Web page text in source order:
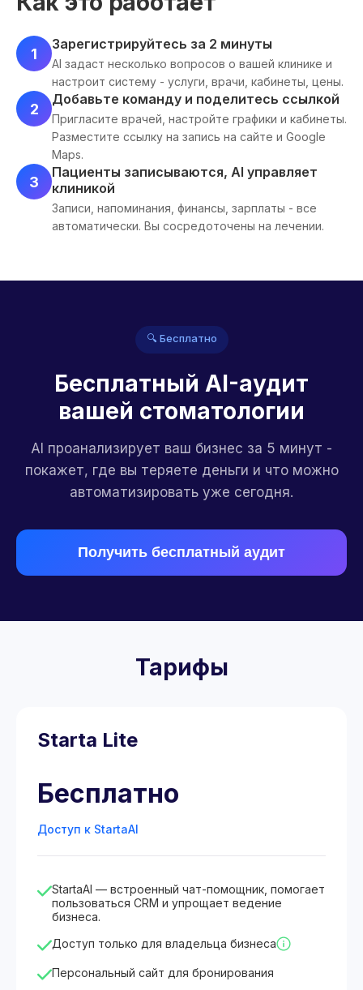
1
Зарегистрируйтесь за 2 минуты
AI задаст несколько вопросов о вашей клинике и
настроит систему - услуги, врачи, кабинеты, цены.
2
Добавьте команду и поделитесь ссылкой
Пригласите врачей, настройте графики и кабинеты.
Разместите ссылку на запись на сайте и Google
Maps.
3
Пациенты записываются, AI управляет
клиникой
Записи, напоминания, финансы, зарплаты - все
автоматически. Вы сосредоточены на лечении.
🔍 Бесплатно
Бесплатный AI-аудит
вашей стоматологии
AI проанализирует ваш бизнес за 5 минут -
покажет, где вы теряете деньги и что можно
автоматизировать уже сегодня.
Получить бесплатный аудит
Тарифы
Starta Lite
Бесплатно
Доступ к StartaAI
StartaAI — встроенный чат-помощник, помогает
пользоваться CRM и упрощает ведение
бизнеса.
Доступ только для владельца бизнеса
Персональный сайт для бронирования